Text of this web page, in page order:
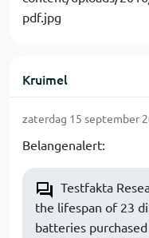
Kruimel
zaterdag 15 september
Belangenalert:
Testfakta
the lifespan of 23
batteries